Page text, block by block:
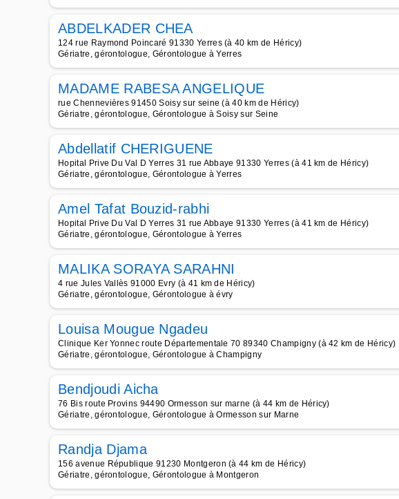
ABDELKADER CHEA
124 rue Raymond Poincaré 91330 Yerres (à 40 km de Héricy)
Gériatre, gérontologue, Gérontologue à Yerres
MADAME RABESA ANGELIQUE
rue Chennevières 91450 Soisy sur seine (à 40 km de Héricy)
Gériatre, gérontologue, Gérontologue à Soisy sur Seine
Abdellatif CHERIGUENE
Hopital Prive Du Val D Yerres 31 rue Abbaye 91330 Yerres (à 41 km de Héricy)
Gériatre, gérontologue, Gérontologue à Yerres
Amel Tafat Bouzid-rabhi
Hopital Prive Du Val D Yerres 31 rue Abbaye 91330 Yerres (à 41 km de Héricy)
Gériatre, gérontologue, Gérontologue à Yerres
MALIKA SORAYA SARAHNI
4 rue Jules Vallès 91000 Evry (à 41 km de Héricy)
Gériatre, gérontologue, Gérontologue à évry
Louisa Mougue Ngadeu
Clinique Ker Yonnec route Départementale 70 89340 Champigny (à 42 km de Héricy)
Gériatre, gérontologue, Gérontologue à Champigny
Bendjoudi Aicha
76 Bis route Provins 94490 Ormesson sur marne (à 44 km de Héricy)
Gériatre, gérontologue, Gérontologue à Ormesson sur Marne
Randja Djama
156 avenue République 91230 Montgeron (à 44 km de Héricy)
Gériatre, gérontologue, Gérontologue à Montgeron